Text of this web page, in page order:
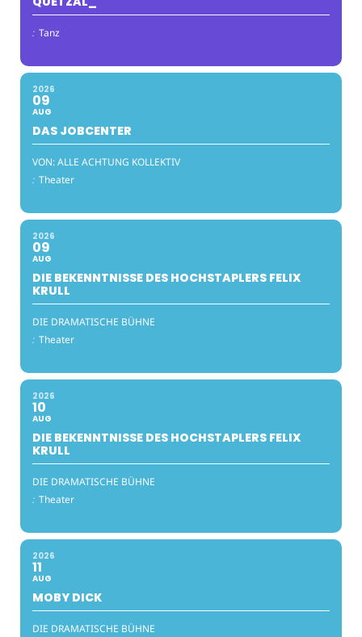
: Tanz
2026
09
AUG
DAS JOBCENTER
VON: ALLE ACHTUNG KOLLEKTIV
: Theater
2026
09
AUG
DIE BEKENNTNISSE DES HOCHSTAPLERS FELIX
KRULL
DIE DRAMATISCHE BÜHNE
: Theater
2026
10
AUG
DIE BEKENNTNISSE DES HOCHSTAPLERS FELIX
KRULL
DIE DRAMATISCHE BÜHNE
: Theater
2026
11
AUG
MOBY DICK
DIE DRAMATISCHE BÜHNE